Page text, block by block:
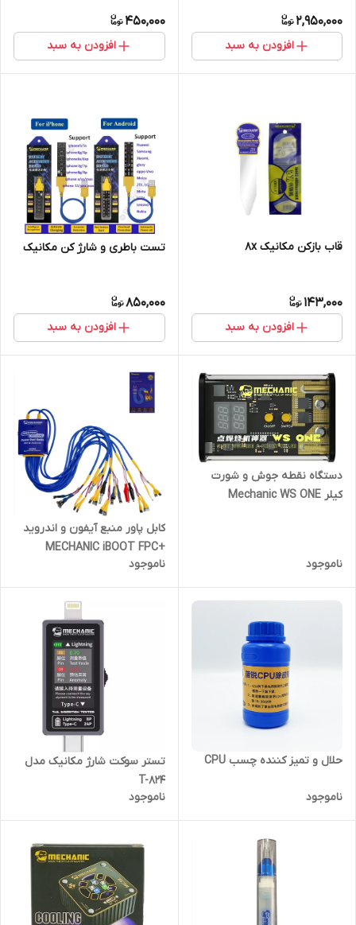
2,950,000
افزودن به سبد
450,000
افزودن به سبد
قاب بازکن مکانیک 8x
143,000
افزودن به سبد
تست باطری و شارژ کن مکانیک
850,000
افزودن به سبد
دستگاه نقطه جوش و شورت
کیلر Mechanic WS ONE
ناموجود
کابل پاور منبع آیفون و اندروید
+MECHANIC iBOOT FPC
ناموجود
حلال و تمیز کننده چسب CPU
ناموجود
تستر سوکت شارژ مکانیک مدل
T-824
ناموجود